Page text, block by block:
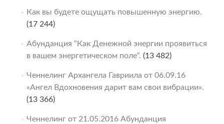
Как вы будете ощущать повышенную энергию.
(17 244)
Абунданция “Как Денежной энергии проявиться
в вашем энергетическом поле“. (13 482)
Ченнелинг Архангела Гавриила от 06.09.16
«Ангел Вдохновения дарит вам свои вибрации».
(13 366)
Ченнелинг от 21.05.2016 Абунданция